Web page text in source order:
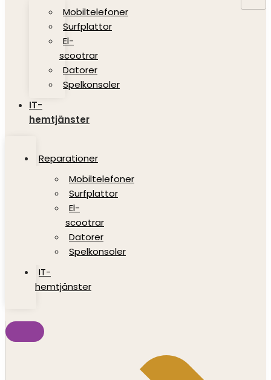
Mobiltelefoner
Surfplattor
El-
scootrar
Datorer
Spelkonsoler
IT-
hemtjänster
Reparationer
Mobiltelefoner
Surfplattor
El-
scootrar
Datorer
Spelkonsoler
IT-
hemtjänster